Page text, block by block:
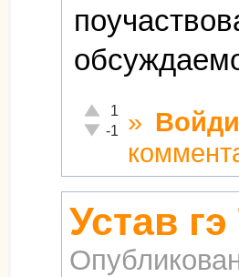
Отлично!
1
Неадекватно!
-1 »
Устав